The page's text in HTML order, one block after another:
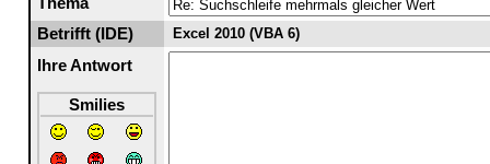
Betrifft (IDE)
Excel 2010 (VBA 6)
Ihre Antwort
Smilies